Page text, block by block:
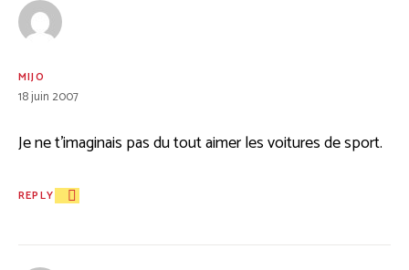
MIJO
18 juin 2007
Je ne t’imaginais pas du tout aimer les voitures de sport.
REPLY